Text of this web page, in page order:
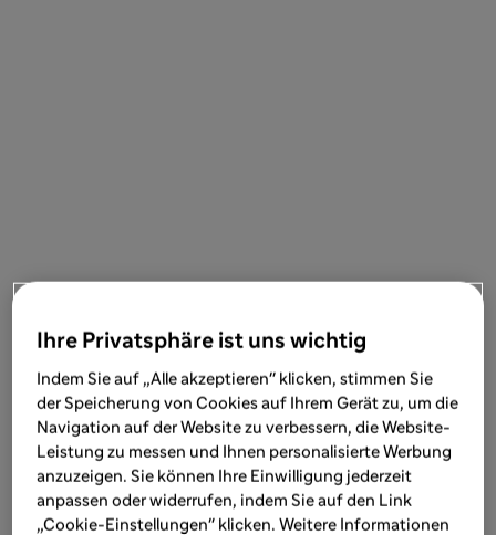
Ihre Privatsphäre ist uns wichtig
Indem Sie auf „Alle akzeptieren" klicken, stimmen Sie
der Speicherung von Cookies auf Ihrem Gerät zu, um die
Navigation auf der Website zu verbessern, die Website-
Leistung zu messen und Ihnen personalisierte Werbung
anzuzeigen. Sie können Ihre Einwilligung jederzeit
anpassen oder widerrufen, indem Sie auf den Link
„Cookie-Einstellungen" klicken. Weitere Informationen